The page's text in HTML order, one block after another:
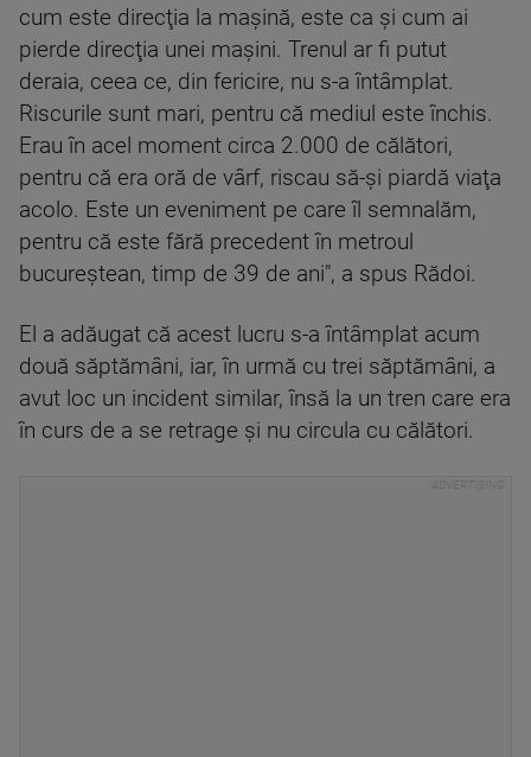
cum este direcţia la maşină, este ca şi cum ai
pierde direcţia unei maşini. Trenul ar fi putut
deraia, ceea ce, din fericire, nu s-a întâmplat.
Riscurile sunt mari, pentru că mediul este închis.
Erau în acel moment circa 2.000 de călători,
pentru că era oră de vârf, riscau să-şi piardă viaţa
acolo. Este un eveniment pe care îl semnalăm,
pentru că este fără precedent în metroul
bucureştean, timp de 39 de ani", a spus Rădoi.
El a adăugat că acest lucru s-a întâmplat acum
două săptămâni, iar, în urmă cu trei săptămâni, a
avut loc un incident similar, însă la un tren care era
în curs de a se retrage şi nu circula cu călători.